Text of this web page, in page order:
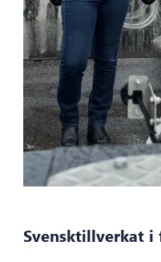
Svensktillverkat i